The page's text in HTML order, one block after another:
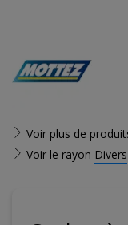
Voir plus de
Voir le rayon Divers